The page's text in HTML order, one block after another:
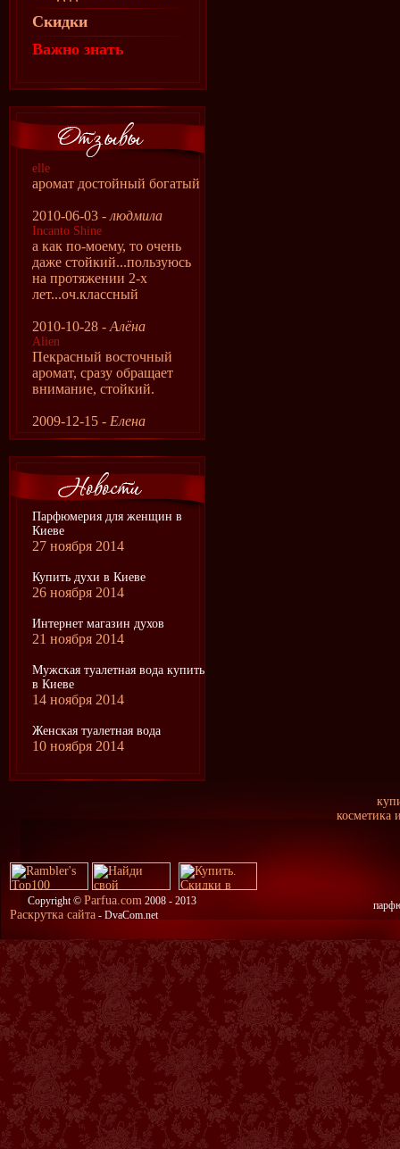
Скидки
Важно знать
elle
аромат достойный богатый
2010-06-03 - людмила
Incanto Shine
а как по-моему, то очень
даже стойкий...пользуюсь
на протяжении 2-х
лет...оч.классный
2010-10-28 - Алёна
Alien
Пекрасный восточный
аромат, сразу обращает
внимание, стойкий.
2009-12-15 - Елена
Парфюмерия для женщин в
Киеве
27 ноября 2014
Купить духи в Киеве
26 ноября 2014
Интернет магазин духов
21 ноября 2014
Мужская туалетная вода купить
в Киеве
14 ноября 2014
Женская туалетная вода
10 ноября 2014
косметика
Copyright © Parfua.com 2008 - 2013
Раскрутка сайта - DvaCom.net